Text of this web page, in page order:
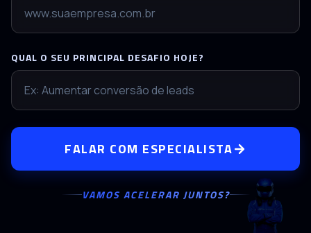
QUAL O SEU PRINCIPAL DESAFIO HOJE?
FALAR COM ESPECIALISTA
VAMOS ACELERAR JUNTOS?